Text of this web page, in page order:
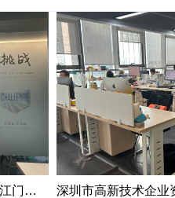
代理机构一次拿下的新能源企业江门高新技术企业认定申报案例